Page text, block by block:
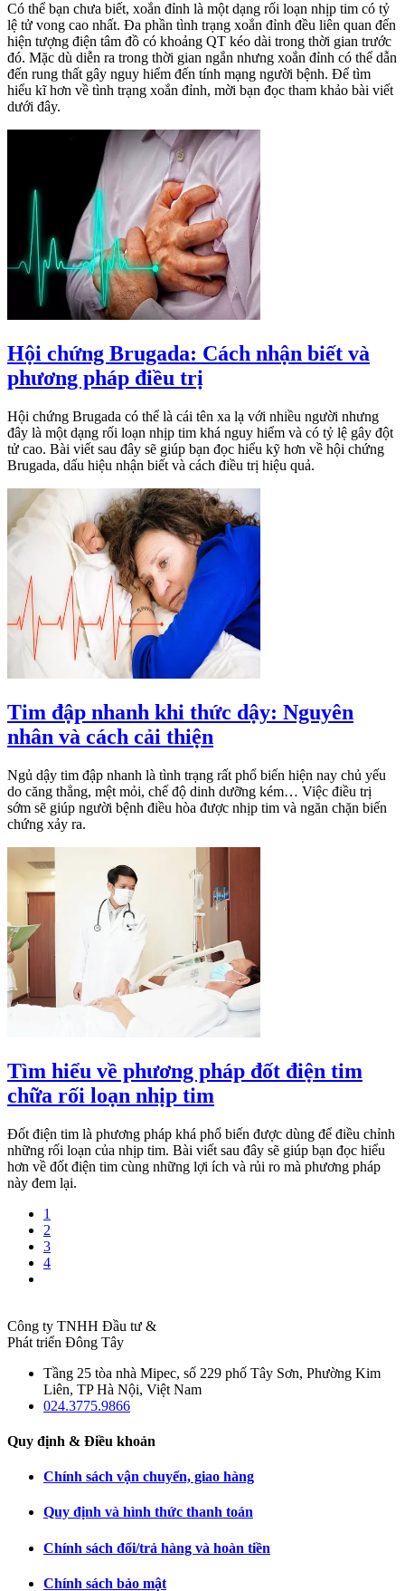
Có thể bạn chưa biết, xoắn đỉnh là một dạng rối loạn nhịp tim có tỷ
lệ tử vong cao nhất. Đa phần tình trạng xoắn đỉnh đều liên quan đến
hiện tượng điện tâm đồ có khoảng QT kéo dài trong thời gian trước
đó. Mặc dù diễn ra trong thời gian ngắn nhưng xoắn đỉnh có thể dẫn
đến rung thất gây nguy hiểm đến tính mạng người bệnh. Để tìm
hiểu kĩ hơn về tình trạng xoắn đỉnh, mời bạn đọc tham khảo bài viết
dưới đây.
Hội chứng Brugada: Cách nhận biết và
phương pháp điều trị
Hội chứng Brugada có thể là cái tên xa lạ với nhiều người nhưng
đây là một dạng rối loạn nhịp tim khá nguy hiểm và có tỷ lệ gây đột
tử cao. Bài viết sau đây sẽ giúp bạn đọc hiểu kỹ hơn về hội chứng
Brugada, dấu hiệu nhận biết và cách điều trị hiệu quả.
Tim đập nhanh khi thức dậy: Nguyên
nhân và cách cải thiện
Ngủ dậy tim đập nhanh là tình trạng rất phổ biến hiện nay chủ yếu
do căng thẳng, mệt mỏi, chế độ dinh dưỡng kém… Việc điều trị
sớm sẽ giúp người bệnh điều hòa được nhịp tim và ngăn chặn biến
chứng xảy ra.
Tìm hiểu về phương pháp đốt điện tim
chữa rối loạn nhịp tim
Đốt điện tim là phương pháp khá phổ biến được dùng để điều chỉnh
những rối loạn của nhịp tim. Bài viết sau đây sẽ giúp bạn đọc hiểu
hơn về đốt điện tim cùng những lợi ích và rủi ro mà phương pháp
này đem lại.
1
2
3
4
Công ty TNHH Đầu tư &
Phát triển Đông Tây
Tầng 25 tòa nhà Mipec, số 229 phố Tây Sơn, Phường Kim
Liên, TP Hà Nội, Việt Nam
024.3775.9866
Quy định & Điều khoản
Chính sách vận chuyển, giao hàng
Quy định và hình thức thanh toán
Chính sách đổi/trả hàng và hoàn tiền
Chính sách bảo mật